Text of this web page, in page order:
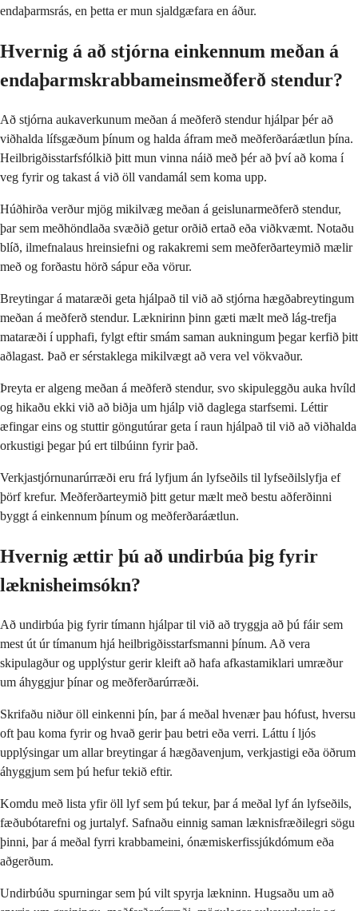
endaþarmsrás, en þetta er mun sjaldgæfara en áður.
Hvernig á að stjórna einkennum meðan á
endaþarmskrabbameinsmeðferð stendur?
Að stjórna aukaverkunum meðan á meðferð stendur hjálpar þér að
viðhalda lífsgæðum þínum og halda áfram með meðferðaráætlun þína.
Heilbrigðisstarfsfólkið þitt mun vinna náið með þér að því að koma í
veg fyrir og takast á við öll vandamál sem koma upp.
Húðhirða verður mjög mikilvæg meðan á geislunarmeðferð stendur,
þar sem meðhöndlaða svæðið getur orðið ertað eða viðkvæmt. Notaðu
blíð, ilmefnalaus hreinsiefni og rakakremi sem meðferðarteymið mælir
með og forðastu hörð sápur eða vörur.
Breytingar á mataræði geta hjálpað til við að stjórna hægðabreytingum
meðan á meðferð stendur. Læknirinn þinn gæti mælt með lág-trefja
mataræði í upphafi, fylgt eftir smám saman aukningum þegar kerfið þitt
aðlagast. Það er sérstaklega mikilvægt að vera vel vökvaður.
Þreyta er algeng meðan á meðferð stendur, svo skipuleggðu auka hvíld
og hikaðu ekki við að biðja um hjálp við daglega starfsemi. Léttir
æfingar eins og stuttir göngutúrar geta í raun hjálpað til við að viðhalda
orkustigi þegar þú ert tilbúinn fyrir það.
Verkjastjórnunarúrræði eru frá lyfjum án lyfseðils til lyfseðilslyfja ef
þörf krefur. Meðferðarteymið þitt getur mælt með bestu aðferðinni
byggt á einkennum þínum og meðferðaráætlun.
Hvernig ættir þú að undirbúa þig fyrir
læknisheimsókn?
Að undirbúa þig fyrir tímann hjálpar til við að tryggja að þú fáir sem
mest út úr tímanum hjá heilbrigðisstarfsmanni þínum. Að vera
skipulagður og upplýstur gerir kleift að hafa afkastamiklari umræður
um áhyggjur þínar og meðferðarúrræði.
Skrifaðu niður öll einkenni þín, þar á meðal hvenær þau hófust, hversu
oft þau koma fyrir og hvað gerir þau betri eða verri. Láttu í ljós
upplýsingar um allar breytingar á hægðavenjum, verkjastigi eða öðrum
áhyggjum sem þú hefur tekið eftir.
Komdu með lista yfir öll lyf sem þú tekur, þar á meðal lyf án lyfseðils,
fæðubótarefni og jurtalyf. Safnaðu einnig saman læknisfræðilegri sögu
þinni, þar á meðal fyrri krabbameini, ónæmiskerfissjúkdómum eða
aðgerðum.
Undirbúðu spurningar sem þú vilt spyrja lækninn. Hugsaðu um að